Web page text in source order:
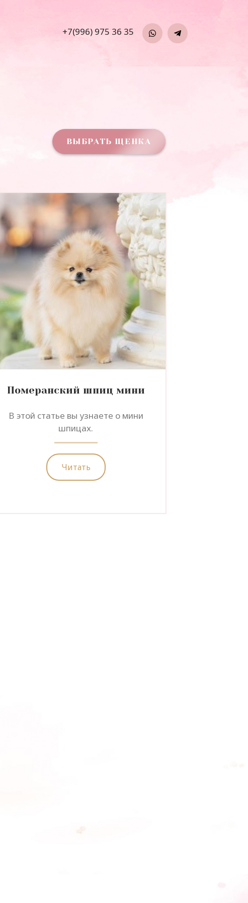
+7(996) 975 36 35
ВЫБРАТЬ ЩЕНКА
Померанский шпиц мини
В этой статье вы узнаете о мини
шпицах.
Читать